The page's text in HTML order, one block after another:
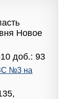
Новое
доб.: 93
№3 на